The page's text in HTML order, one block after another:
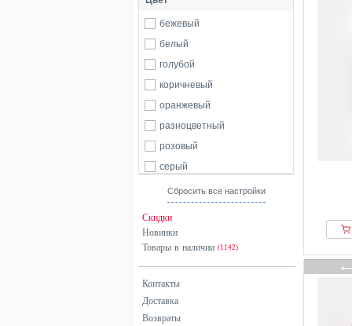
бежевый
белый
голубой
коричневый
оранжевый
разноцветный
розовый
серый
синий
Сбросить все настройки
Скидки
Новинки
Товары в наличии (1142)
Контакты
Доставка
Возвраты